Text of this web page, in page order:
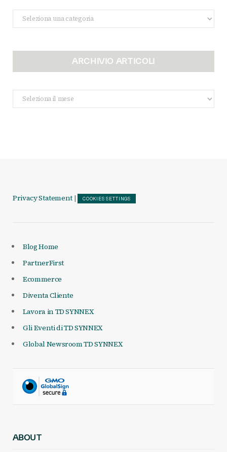
Categorie
ARCHIVIO ARTICOLI
Archivio
Articoli
Privacy Statement | COOKIES SETTINGS
Blog Home
PartnerFirst
Ecommerce
Diventa Cliente
Lavora in TD SYNNEX
Gli Eventi di TD SYNNEX
Global Newsroom TD SYNNEX
ABOUT